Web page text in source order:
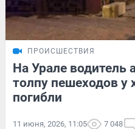
ПРОИСШЕСТВИЯ
На Урале водитель
толпу пешеходов у
погибли
11 июня, 2026, 11:05 7 048